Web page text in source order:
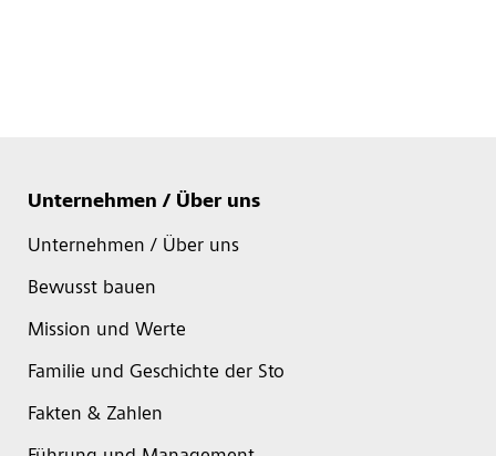
Unternehmen / Über uns
Unternehmen / Über uns
Bewusst bauen
Mission und Werte
Familie und Geschichte der Sto
Fakten & Zahlen